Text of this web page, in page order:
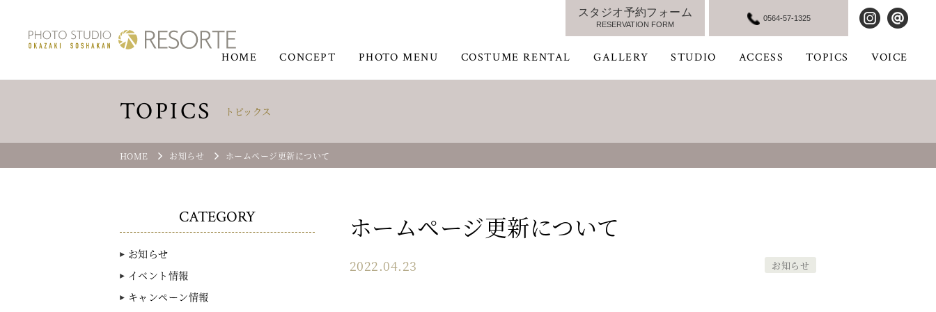
HOME CONCEPT PHOTO MENU COSTUME RENTAL GALLERY STUDIO ACCESS TOPICS VOICE
スタジオ予約フォーム
RESERVATION FORM
0564-57-1325
TOPICS トピックス
HOME お知らせ ホームページ更新について
ホームページ更新について
2022.04.23 お知らせ
CATEGORY
お知らせ
イベント情報
キャンペーン情報